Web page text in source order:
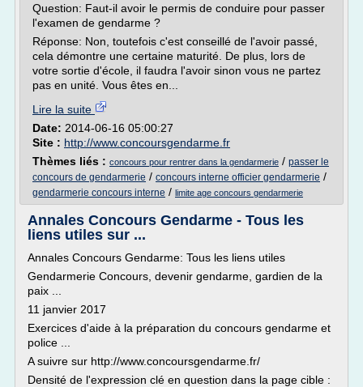
Question: Faut-il avoir le permis de conduire pour passer
l'examen de gendarme ?
Réponse: Non, toutefois c'est conseillé de l'avoir passé,
cela démontre une certaine maturité. De plus, lors de
votre sortie d'école, il faudra l'avoir sinon vous ne partez
pas en unité. Vous êtes en...
Lire la suite
Date: 2014-06-16 05:00:27
Site : http://www.concoursgendarme.fr
Thèmes liés : concours pour rentrer dans la gendarmerie / passer le
concours de gendarmerie / concours interne officier gendarmerie /
gendarmerie concours interne / limite age concours gendarmerie
Annales Concours Gendarme - Tous les
liens utiles sur ...
Annales Concours Gendarme: Tous les liens utiles
Gendarmerie Concours, devenir gendarme, gardien de la
paix ...
11 janvier 2017
Exercices d'aide à la préparation du concours gendarme et
police ...
A suivre sur http://www.concoursgendarme.fr/
Densité de l'expression clé en question dans la page cible :